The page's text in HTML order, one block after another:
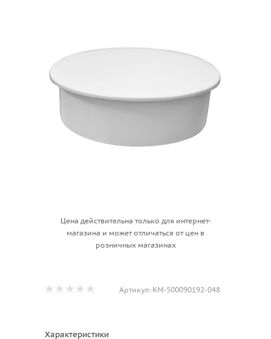
Цена действительна только для интернет-
магазина и может отличаться от цен в
розничных магазинах
Артикул: КМ-500090192-048
Характеристики